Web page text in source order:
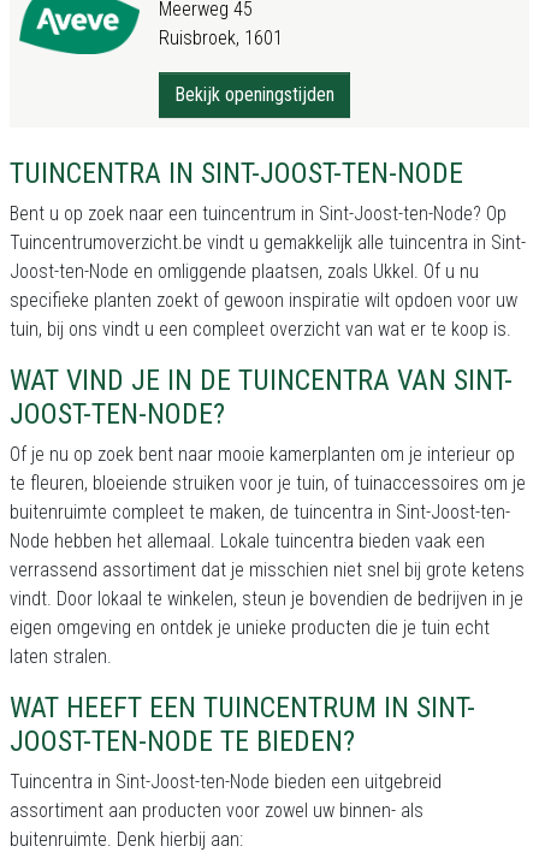
Meerweg 45
Ruisbroek, 1601
Bekijk openingstijden
TUINCENTRA IN SINT-JOOST-TEN-NODE
Bent u op zoek naar een tuincentrum in Sint-Joost-ten-Node? Op
Tuincentrumoverzicht.be vindt u gemakkelijk alle tuincentra in Sint-
Joost-ten-Node en omliggende plaatsen, zoals Ukkel. Of u nu
specifieke planten zoekt of gewoon inspiratie wilt opdoen voor uw
tuin, bij ons vindt u een compleet overzicht van wat er te koop is.
WAT VIND JE IN DE TUINCENTRA VAN SINT-
JOOST-TEN-NODE?
Of je nu op zoek bent naar mooie kamerplanten om je interieur op
te fleuren, bloeiende struiken voor je tuin, of tuinaccessoires om je
buitenruimte compleet te maken, de tuincentra in Sint-Joost-ten-
Node hebben het allemaal. Lokale tuincentra bieden vaak een
verrassend assortiment dat je misschien niet snel bij grote ketens
vindt. Door lokaal te winkelen, steun je bovendien de bedrijven in je
eigen omgeving en ontdek je unieke producten die je tuin echt
laten stralen.
WAT HEEFT EEN TUINCENTRUM IN SINT-
JOOST-TEN-NODE TE BIEDEN?
Tuincentra in Sint-Joost-ten-Node bieden een uitgebreid
assortiment aan producten voor zowel uw binnen- als
buitenruimte. Denk hierbij aan: